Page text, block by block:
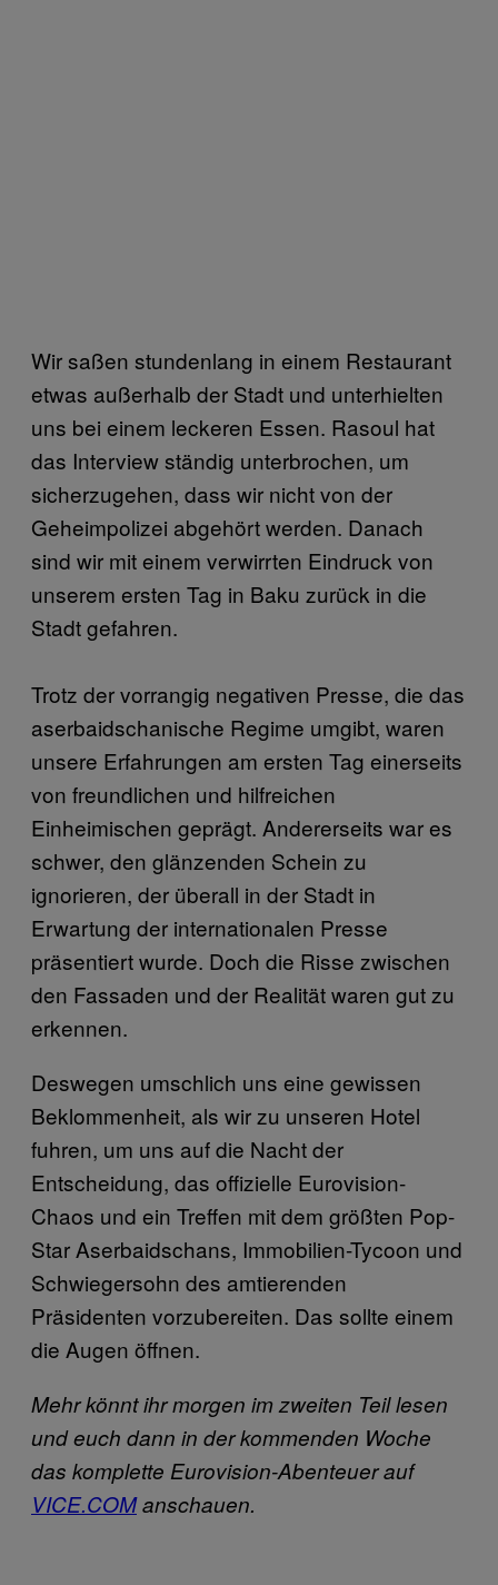
Wir saßen stundenlang in einem Restaurant
etwas außerhalb der Stadt und unterhielten
uns bei einem leckeren Essen. Rasoul hat
das Interview ständig unterbrochen, um
sicherzugehen, dass wir nicht von der
Geheimpolizei abgehört werden. Danach
sind wir mit einem verwirrten Eindruck von
unserem ersten Tag in Baku zurück in die
Stadt gefahren.
Trotz der vorrangig negativen Presse, die das
aserbaidschanische Regime umgibt, waren
unsere Erfahrungen am ersten Tag einerseits
von freundlichen und hilfreichen
Einheimischen geprägt. Andererseits war es
schwer, den glänzenden Schein zu
ignorieren, der überall in der Stadt in
Erwartung der internationalen Presse
präsentiert wurde. Doch die Risse zwischen
den Fassaden und der Realität waren gut zu
erkennen.
Deswegen umschlich uns eine gewissen
Beklommenheit, als wir zu unseren Hotel
fuhren, um uns auf die Nacht der
Entscheidung, das offizielle Eurovision-
Chaos und ein Treffen mit dem größten Pop-
Star Aserbaidschans, Immobilien-Tycoon und
Schwiegersohn des amtierenden
Präsidenten vorzubereiten. Das sollte einem
die Augen öffnen.
Mehr könnt ihr morgen im zweiten Teil lesen
und euch dann in der kommenden Woche
das komplette Eurovision-Abenteuer auf
VICE.COManschauen.